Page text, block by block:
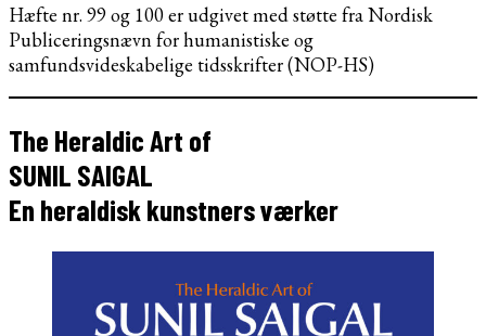
Hæfte nr. 99 og 100 er udgivet med støtte fra Nordisk
Publiceringsnævn for humanistiske og
samfundsvideskabelige tidsskrifter (NOP-HS)
The Heraldic Art of
SUNIL SAIGAL
En heraldisk kunstners værker